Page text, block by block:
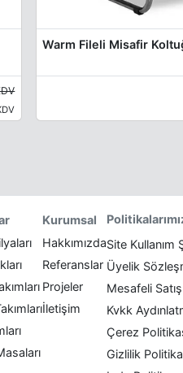
Warm Fileli Misafir
Kurumsal
Hakkımızda
Referanslar
Projeler
İletişim
Site Kullanım
Üyelik
Mesafeli
Kvkk
Çerez
Gizlilik